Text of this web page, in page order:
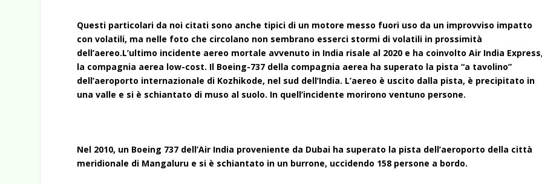
Questi particolari da noi citati sono anche tipici di un motore messo fuori uso da un improvviso impatto
con volatili, ma nelle foto che circolano non sembrano esserci stormi di volatili in prossimità
dell’aereo.L’ultimo incidente aereo mortale avvenuto in India risale al 2020 e ha coinvolto Air India
la compagnia aerea low-cost. Il Boeing-737 della compagnia aerea ha superato la pista “a tavolino”
dell’aeroporto internazionale di Kozhikode, nel sud dell’India. L’aereo è uscito dalla pista, è precipitato in
una valle e si è schiantato di muso al suolo. In quell’incidente morirono ventuno persone.
Nel 2010, un Boeing 737 dell’Air India proveniente da Dubai ha superato la pista dell’aeroporto della città
meridionale di Mangaluru e si è schiantato in un burrone, uccidendo 158 persone a bordo.